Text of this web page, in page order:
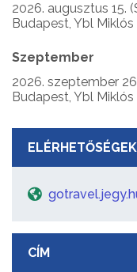
2026. augusztus 15.
Budapest, Ybl
Szeptember
2026. szeptember
Budapest, Ybl
ELÉRHETŐSÉGEK
CÍM